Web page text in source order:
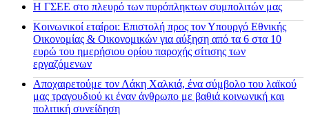
H ΓΣΕΕ στο πλευρό των πυρόπληκτων συμπολιτών μας
Κοινωνικοί εταίροι: Επιστολή προς τον Υπουργό Εθνικής
Οικονομίας & Οικονομικών για αύξηση από τα 6 στα 10
ευρώ του ημερήσιου ορίου παροχής σίτισης των
εργαζόμενων
Αποχαιρετούμε τον Λάκη Χαλκιά, ένα σύμβολο του λαϊκού
μας τραγουδιού κι έναν άνθρωπο με βαθιά κοινωνική και
πολιτική συνείδηση